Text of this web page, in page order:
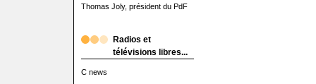
Thomas Joly, président du PdF
Radios et
télévisions libres...
C news